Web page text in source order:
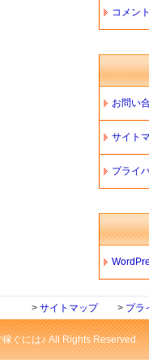
コメン
お問い
サイト
プライ
> サイトマップ > プラ
ぐには♪ All Rights Reserved.